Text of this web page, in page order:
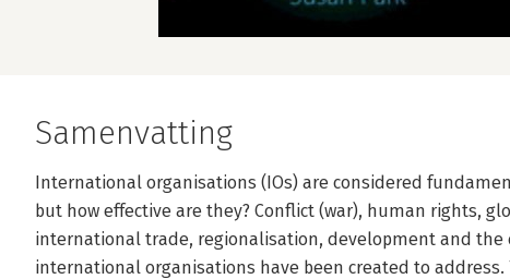
Samenvatting
International organisations (IOs) are considered
but how effective are they? Conflict (war), human rights,
international trade, regionalisation, development and
international organisations have been created to